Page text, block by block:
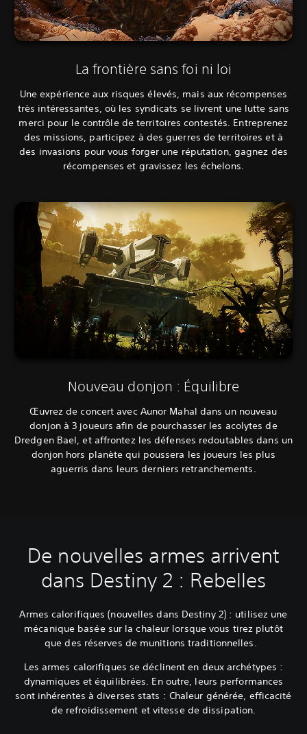
La frontière sans foi ni loi
Une expérience aux risques élevés, mais aux récompenses
très intéressantes, où les syndicats se livrent une lutte sans
merci pour le contrôle de territoires contestés. Entreprenez
des missions, participez à des guerres de territoires et à
des invasions pour vous forger une réputation, gagnez des
récompenses et gravissez les échelons.
Nouveau donjon : Équilibre
Œuvrez de concert avec Aunor Mahal dans un nouveau
donjon à 3 joueurs afin de pourchasser les acolytes de
Dredgen Bael, et affrontez les défenses redoutables dans un
donjon hors planète qui poussera les joueurs les plus
aguerris dans leurs derniers retranchements.
De nouvelles armes arrivent
dans Destiny 2 : Rebelles
Armes calorifiques (nouvelles dans Destiny 2) : utilisez une
mécanique basée sur la chaleur lorsque vous tirez plutôt
que des réserves de munitions traditionnelles.
Les armes calorifiques se déclinent en deux archétypes :
dynamiques et équilibrées. En outre, leurs performances
sont inhérentes à diverses stats : Chaleur générée, efficacité
de refroidissement et vitesse de dissipation.